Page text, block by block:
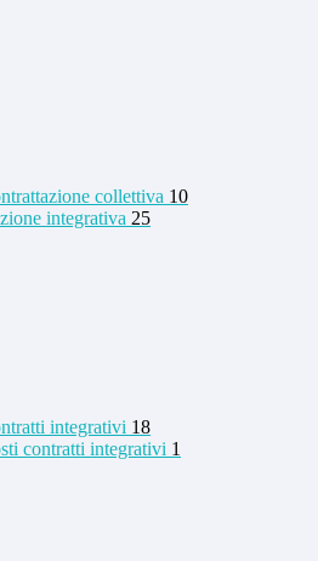
collettiva 10
integrativa 25
integrativi 18
contratti integrativi 1